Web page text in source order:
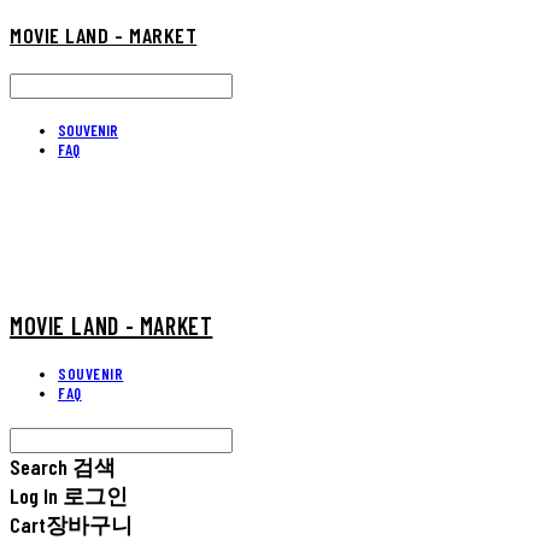
MOVIE LAND - MARKET
SOUVENIR
FAQ
MOVIE LAND - MARKET
SOUVENIR
FAQ
Search 검색
Log In 로그인
Cart장바구니